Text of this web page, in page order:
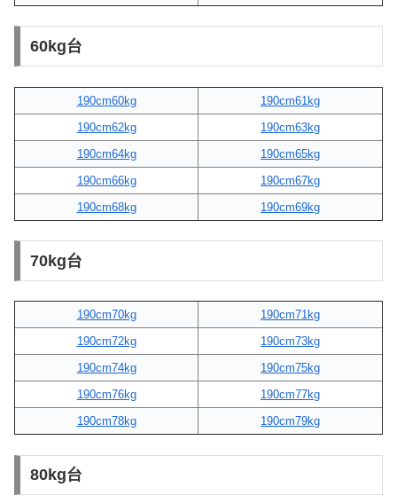
60kg台
190cm60kg
190cm61kg
190cm62kg
190cm63kg
190cm64kg
190cm65kg
190cm66kg
190cm67kg
190cm68kg
190cm69kg
70kg台
190cm70kg
190cm71kg
190cm72kg
190cm73kg
190cm74kg
190cm75kg
190cm76kg
190cm77kg
190cm78kg
190cm79kg
80kg台